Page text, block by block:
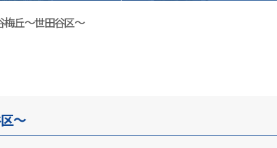
丘～世田谷区～
～